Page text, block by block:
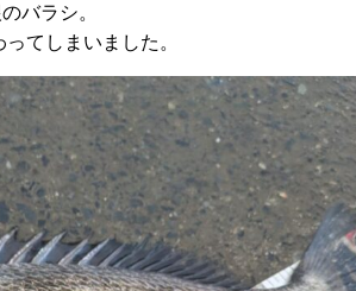
バラシ。
てしまいました。